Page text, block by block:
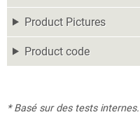
Product Pictures
Product code
* Basé sur des tests